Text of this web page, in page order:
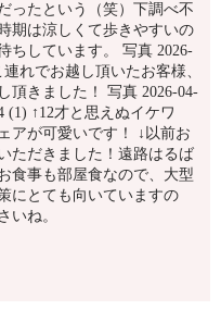
ったという（笑）下調べ不
期は涼しくて歩きやすいの
ちしています。 写真 2026-
れでお越し頂いたお客様、
頂きました！ 写真 2026-04-
(1) ↑12才と思えぬイケワ
アが可愛いです！ ↓以前お
ただきました！遠路はるば
食事も部屋食なので、大型
にとても向いていますの
いね。